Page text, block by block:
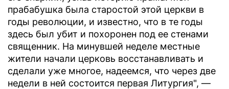
прабабушка была старостой этой церкви в
годы революции, и известно, что в те годы
здесь был убит и похоронен под ее стенами
священник. На минувшей неделе местные
жители начали церковь восстанавливать и
сделали уже многое, надеемся, что через две
недели в ней состоится первая Литургия", —